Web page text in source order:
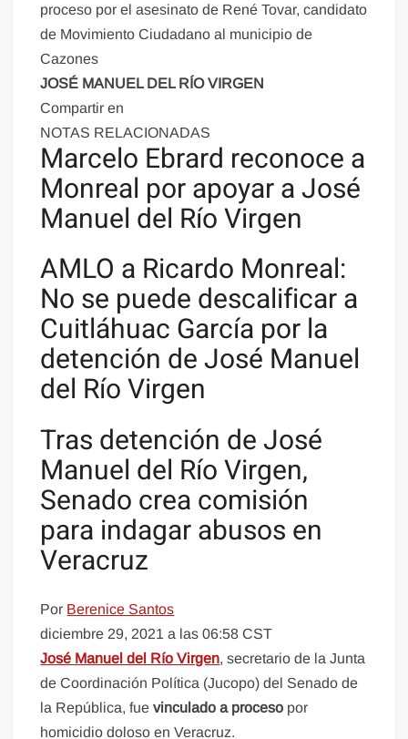
proceso por el asesinato de René Tovar, candidato
de Movimiento Ciudadano al municipio de
Cazones
JOSÉ MANUEL DEL RÍO VIRGEN
Compartir en
NOTAS RELACIONADAS
Marcelo Ebrard reconoce a
Monreal por apoyar a José
Manuel del Río Virgen
AMLO a Ricardo Monreal:
No se puede descalificar a
Cuitláhuac García por la
detención de José Manuel
del Río Virgen
Tras detención de José
Manuel del Río Virgen,
Senado crea comisión
para indagar abusos en
Veracruz
Por Berenice Santos
diciembre 29, 2021 a las 06:58 CST
José Manuel del Río Virgen, secretario de la Junta
de Coordinación Política (Jucopo) del Senado de
la República, fuevinculado a proceso por
homicidio doloso en Veracruz.